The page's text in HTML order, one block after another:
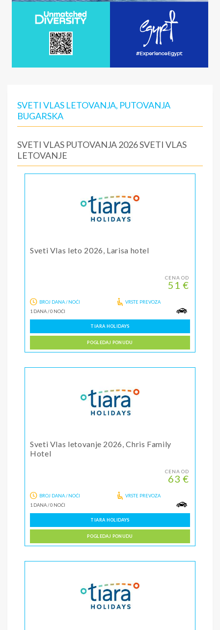
SVETI VLAS LETOVANJA, PUTOVANJA
BUGARSKA
SVETI VLAS PUTOVANJA 2026 SVETI VLAS
LETOVANJE
Sveti Vlas leto 2026, Larisa hotel
CENA OD
51 €
BROJ DANA / NOĆI
1 DANA/0 NOĆI
VRSTE PREVOZA
TIARA HOLIDAYS
POGLEDAJ PONUDU
Sveti Vlas letovanje 2026, Chris Family
Hotel
CENA OD
63 €
BROJ DANA / NOĆI
1 DANA/0 NOĆI
VRSTE PREVOZA
TIARA HOLIDAYS
POGLEDAJ PONUDU